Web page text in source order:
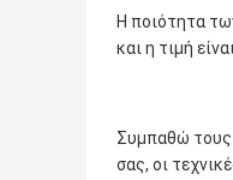
Η ποιότητα
και η τιμή
Συμπαθώ τους
σας, οι